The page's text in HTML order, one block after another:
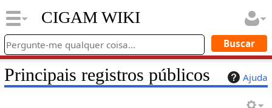
CIGAM WIKI
Ajuda
Principais registros públicos